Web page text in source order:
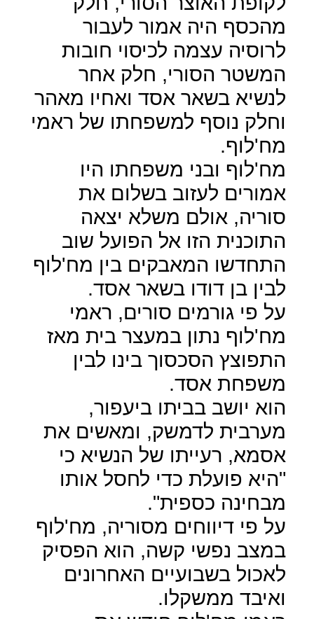
מהכסף היה אמור לעבור
לרוסיה עצמה לכיסוי חובות
המשטר הסורי, חלק אחר
לנשיא בשאר אסד ואחיו מאהר
וחלק נוסף למשפחתו של ראמי
מח'לוף.
מח'לוף ובני משפחתו היו
אמורים לעזוב בשלום את
סוריה, אולם משלא יצאה
התוכנית הזו אל הפועל שוב
התחדשו המאבקים בין מח'לוף
לבין בן דודו בשאר אסד.
על פי גורמים סורים, ראמי
מח'לוף נתון במעצר בית מאז
התפוצץ הסכסוך בינו לבין
משפחת אסד.
הוא יושב בביתו ביעפור,
מערבית לדמשק, ומאשים את
אסמא, רעייתו של הנשיא כי
"היא פועלת כדי לחסל אותו
מבחינה כספית".
על פי דיווחים מסוריה, מח'לוף
במצב נפשי קשה, הוא הפסיק
לאכול בשבועיים האחרונים
ואיבד ממשקלו.